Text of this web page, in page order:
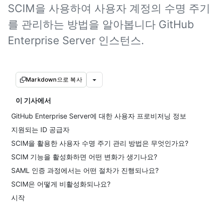
SCIM을 사용하여 사용자 계정의 수명 주기
를 관리하는 방법을 알아봅니다 GitHub
Enterprise Server 인스턴스.
Markdown으로 복사
이 기사에서
GitHub Enterprise Server에 대한 사용자 프로비저닝 정보
지원되는 ID 공급자
SCIM을 활용한 사용자 수명 주기 관리 방법은 무엇인가요?
SCIM 기능을 활성화하면 어떤 변화가 생기나요?
SAML 인증 과정에서는 어떤 절차가 진행되나요?
SCIM은 어떻게 비활성화되나요?
시작